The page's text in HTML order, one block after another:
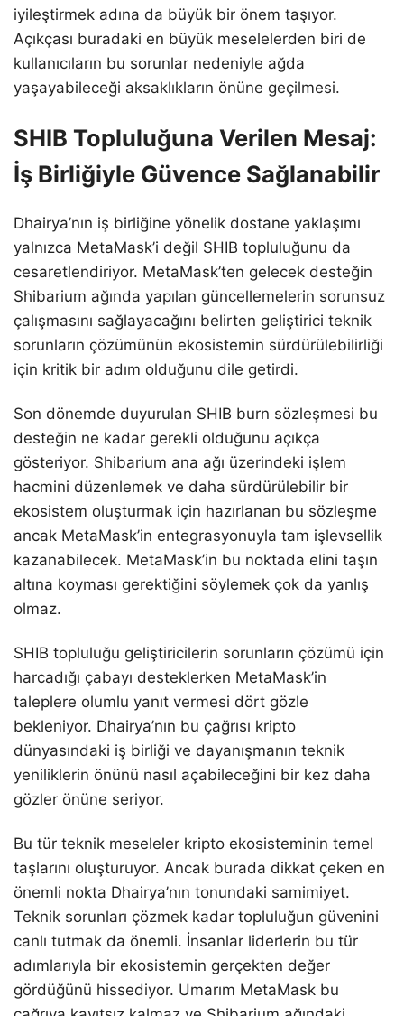
iyileştirmek adına da büyük bir önem taşıyor.
Açıkçası buradaki en büyük meselelerden biri de
kullanıcıların bu sorunlar nedeniyle ağda
yaşayabileceği aksaklıkların önüne geçilmesi.
SHIB Topluluğuna Verilen Mesaj:
İş Birliğiyle Güvence Sağlanabilir
Dhairya’nın iş birliğine yönelik dostane yaklaşımı
yalnızca MetaMask’i değil SHIB topluluğunu da
cesaretlendiriyor. MetaMask’ten gelecek desteğin
Shibarium ağında yapılan güncellemelerin sorunsuz
çalışmasını sağlayacağını belirten geliştirici teknik
sorunların çözümünün ekosistemin sürdürülebilirliği
için kritik bir adım olduğunu dile getirdi.
Son dönemde duyurulan SHIB burn sözleşmesi bu
desteğin ne kadar gerekli olduğunu açıkça
gösteriyor. Shibarium ana ağı üzerindeki işlem
hacmini düzenlemek ve daha sürdürülebilir bir
ekosistem oluşturmak için hazırlanan bu sözleşme
ancak MetaMask’in entegrasyonuyla tam işlevsellik
kazanabilecek. MetaMask’in bu noktada elini taşın
altına koyması gerektiğini söylemek çok da yanlış
olmaz.
SHIB topluluğu geliştiricilerin sorunların çözümü için
harcadığı çabayı desteklerken MetaMask’in
taleplere olumlu yanıt vermesi dört gözle
bekleniyor. Dhairya’nın bu çağrısı kripto
dünyasındaki iş birliği ve dayanışmanın teknik
yeniliklerin önünü nasıl açabileceğini bir kez daha
gözler önüne seriyor.
Bu tür teknik meseleler kripto ekosisteminin temel
taşlarını oluşturuyor. Ancak burada dikkat çeken en
önemli nokta Dhairya’nın tonundaki samimiyet.
Teknik sorunları çözmek kadar topluluğun güvenini
canlı tutmak da önemli. İnsanlar liderlerin bu tür
adımlarıyla bir ekosistemin gerçekten değer
gördüğünü hissediyor. Umarım MetaMask bu